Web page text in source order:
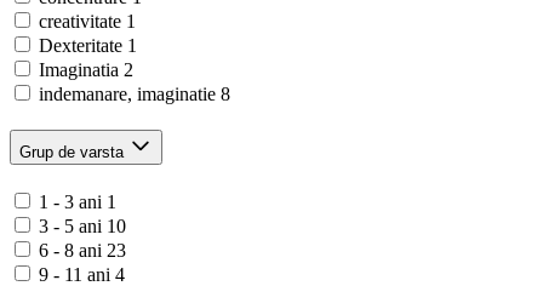
creativitate 1
Dexteritate 1
Imaginatia 2
indemanare, imaginatie 8
Grup de varsta
1 - 3 ani 1
3 - 5 ani 10
6 - 8 ani 23
9 - 11 ani 4